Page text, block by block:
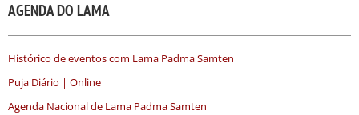
AGENDA DO LAMA
Histórico de eventos com Lama Padma Samten
Puja Diário | Online
Agenda Nacional de Lama Padma Samten